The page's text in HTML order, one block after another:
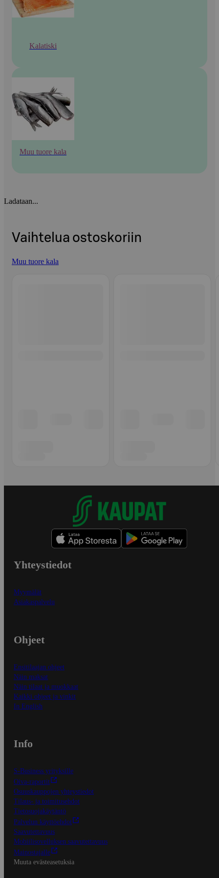
Kalatiski
Muu tuore kala
Ladataan...
Vaihtelua ostoskoriin
Muu tuore kala
Yhteystiedot
Myymälät
Asiakaspalvelu
Ohjeet
Ensitilaajan ohjeet
Näin maksat
Näin tilaat ja muokkaat
Kaikki ohjeet ja vinkit
In English
Info
S-Business yrityksille
Oiva-raportit
Osuuskauppojen yhteystiedot
Tilaus- ja toimitusehdot
Tietosuojakäytäntö
Palvelun käyttöehdot
Saavutettavuus
Mobiilisovelluksen saavutettavuus
Mainostajalle
Muuta evästeasetuksia